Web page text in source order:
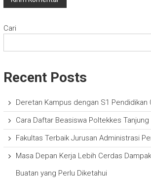
Cari
Recent Posts
Deretan Kampus dengan S1 Pendidikan
Cara Daftar Beasiswa Poltekkes Tanjung
Fakultas Terbaik Jurusan Administrasi
Masa Depan Kerja Lebih Cerdas
Buatan yang Perlu Diketahui